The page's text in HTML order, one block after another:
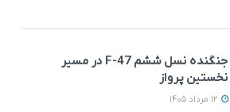
جنگنده نسل ششم F-47 در مسیر
نخستین پرواز